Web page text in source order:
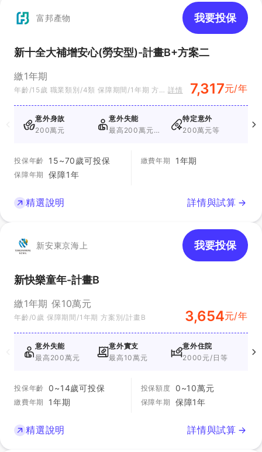
富邦產物 我要投保
新十全大補增安心(勞安型)-計畫B+方案二
繳1年期
年齡/15歲 職業類別/4類 保障期間/1年期 方案 詳情 7,317元/年
意外身故
200萬元
意外失能
最高200萬元
特定意外
200萬元等
投保年齡 15~70歲可投保
保障年期 保障1年
繳費年期 1年期
精選說明 詳情與試算
新安東京海上 我要投保
新快樂童年-計畫B
繳1年期 保10萬元
年齡/0歲 保障期間/1年期 方案別/計畫B 3,654元/年
意外失能
最高200萬元
意外實支
最高10萬元
意外住院
2000元/日等
投保年齡 0~14歲可投保
繳費年期 1年期
投保額度 0~10萬元
保障年期 保障1年
精選說明 詳情與試算